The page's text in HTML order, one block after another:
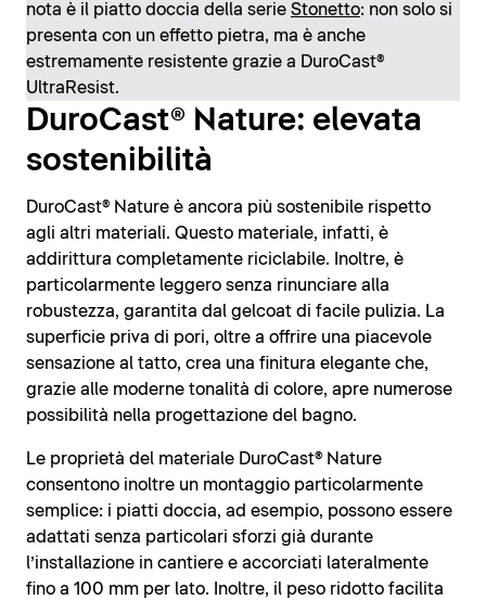
nota è il piatto doccia della serie Stonetto: non solo si
presenta con un effetto pietra, ma è anche
estremamente resistente grazie a DuroCast®
UltraResist.
DuroCast® Nature: elevata
sostenibilità
DuroCast® Nature è ancora più sostenibile rispetto
agli altri materiali. Questo materiale, infatti, è
addirittura completamente riciclabile. Inoltre, è
particolarmente leggero senza rinunciare alla
robustezza, garantita dal gelcoat di facile pulizia. La
superficie priva di pori, oltre a offrire una piacevole
sensazione al tatto, crea una finitura elegante che,
grazie alle moderne tonalità di colore, apre numerose
possibilità nella progettazione del bagno.
Le proprietà del materiale DuroCast® Nature
consentono inoltre un montaggio particolarmente
semplice: i piatti doccia, ad esempio, possono essere
adattati senza particolari sforzi già durante
l’installazione in cantiere e accorciati lateralmente
fino a 100 mm per lato. Inoltre, il peso ridotto facilita